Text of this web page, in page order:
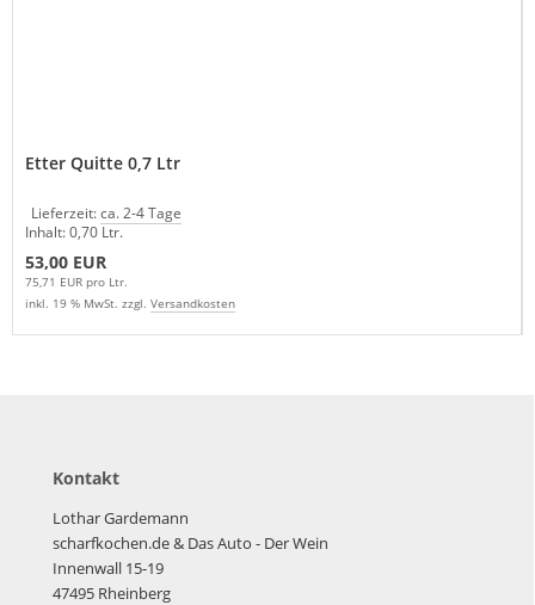
Etter Quitte 0,7 Ltr
Lieferzeit:ca. 2-4 Tage
Inhalt: 0,70 Ltr.
53,00 EUR
75,71 EUR pro Ltr.
inkl. 19 % MwSt. zzgl. Versandkosten
Kontakt
Lothar Gardemann
scharfkochen.de& Das Auto - Der Wein
Innenwall 15-19
47495 Rheinberg